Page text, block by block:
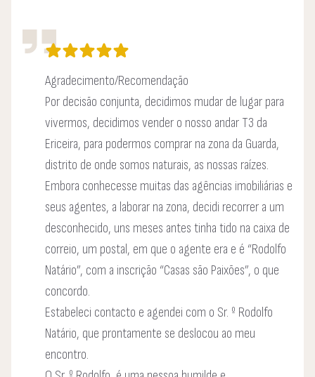
Agradecimento/Recomendação
Por decisão conjunta, decidimos mudar de lugar para
vivermos, decidimos vender o nosso andar T3 da
Ericeira, para podermos comprar na zona da Guarda,
distrito de onde somos naturais, as nossas raízes.
Embora conhecesse muitas das agências imobiliárias e
seus agentes, a laborar na zona, decidi recorrer a um
desconhecido, uns meses antes tinha tido na caixa de
correio, um postal, em que o agente era e é “Rodolfo
Natário”, com a inscrição “Casas são Paixões”, o que
concordo.
Estabeleci contacto e agendei com o Sr. º Rodolfo
Natário, que prontamente se deslocou ao meu
encontro.